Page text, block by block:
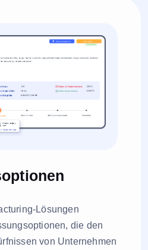
Lösungen
die den
von Unternehmen